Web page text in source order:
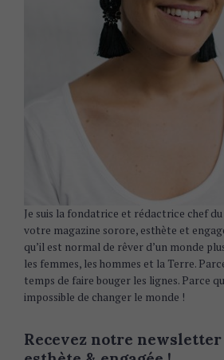
Je suis la fondatrice et rédactrice chef
votre magazine sorore, esthète et
qu’il est normal de rêver d’un monde
les femmes, les hommes et la Terre.
temps de faire bouger les lignes. Parce
impossible de changer le monde !
Recevez notre